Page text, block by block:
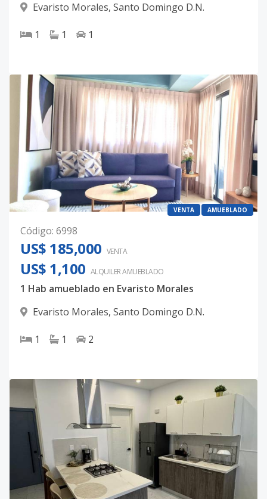
Evaristo Morales, Santo Domingo D.N.
1 1 1
VENTA AMUEBLADO
Código: 6998
US$ 185,000 VENTA
US$ 1,100 ALQUILERAMUEBLADO
1 Hab amueblado en Evaristo Morales
Evaristo Morales, Santo Domingo D.N.
1 1 2